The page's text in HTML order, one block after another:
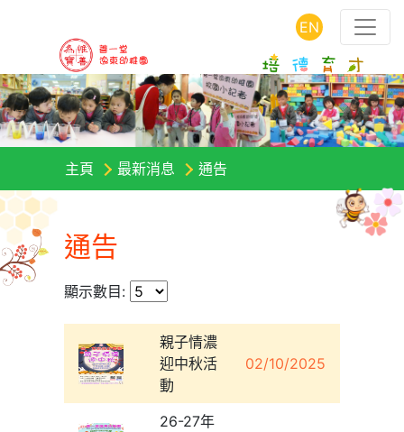
EN
主頁 最新消息 通告
通告
顯示數目:
親子情濃
迎中秋活
動
02/10/2025
26-27年